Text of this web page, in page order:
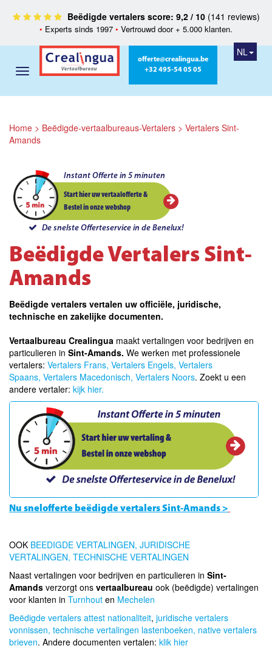
Beëdigde vertalers score: 9,2 / 10(141 reviews)
• Experts sinds 1997 • Vertrouwd door + 5.000 klanten.
offerte@crealingua.be
+32 495-54 05 05
NL
Home > Beëdigde-vertaalbureaus-Vertalers > Vertalers Sint-
Amands
Instant Offerte in 5 minuten
Start hier uw vertaalofferte &
Bestel in onze webshop
De snelste Offerteservice in de Benelux!
Beëdigde Vertalers Sint-
Amands
Beëdigde vertalers vertalen uw officiële, juridische,
technische en zakelijke documenten.
Vertaalbureau Crealingua maakt vertalingen voor bedrijven en
particulieren in Sint-Amands. We werken met professionele
vertalers: Vertalers Frans, Vertalers Engels, Vertalers
Spaans, Vertalers Macedonisch, Vertalers Noors. Zoekt u een
andere vertaler: kijk hier.
Nu snelofferte beëdigde vertalers Sint-Amands >
OOK BEEDIGDE VERTALINGEN, JURIDISCHE
VERTALINGEN, TECHNISCHE VERTALINGEN
Naast vertalingen voor bedrijven en particulieren in Sint-
Amands verzorgt ons vertaalbureau ook (beëdigde) vertalingen
voor klanten in Turnhout en Mechelen
Beëdigde vertalers attest nationaliteit, juridische vertalers
vonnissen, technische vertalingen lastenboeken, native vertalers
brieven. Andere documenten vertalen: klik hier